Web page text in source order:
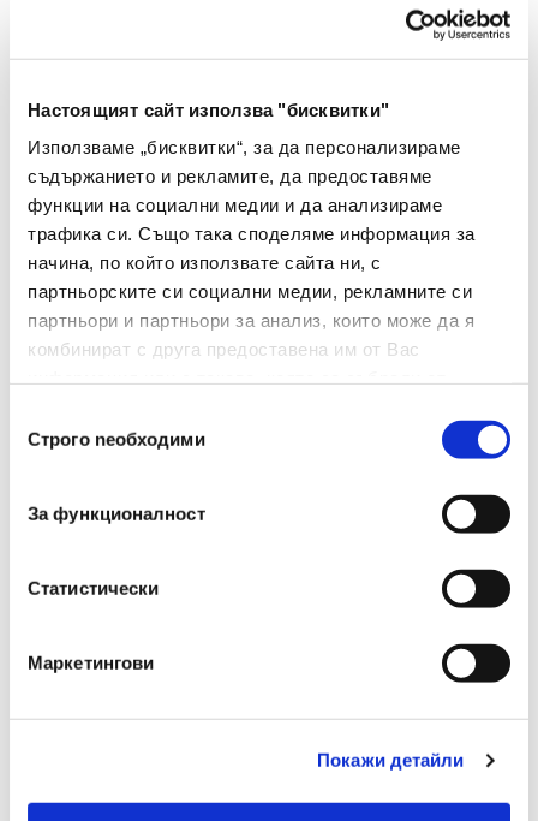
Настоящият сайт използва "бисквитки"
Използваме „бисквитки“, за да персонализираме
съдържанието и рекламите, да предоставяме
функции на социални медии и да анализираме
трафика си. Също така споделяме информация за
начина, по който използвате сайта ни, с
партньорските си социални медии, рекламните си
партньори и партньори за анализ, които може да я
комбинират с друга предоставена им от Вас
наСтрого nеобходими
За функционалност
Статистически
Маркетингови
Покажи детайли
Съвместими
Модели
Устройства
Brother HL-L2312d
Brother HL-L2352DW
Brother HL-L2372DN
Brother DCP-L2512d
Brother DCP-L2532DW
Brother MFC-L2712DN
Brother MFC-L2712DW
Brother MFC-L2732DW
Цвят На
Препоръчани Продукти